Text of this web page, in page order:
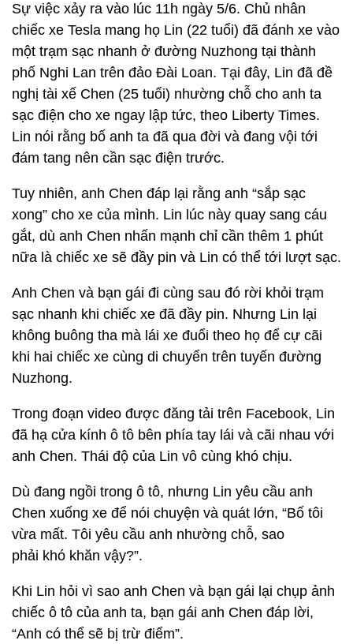
Sự việc xảy ra vào lúc 11h ngày 5/6. Chủ nhân
chiếc xe Tesla mang họ Lin (22 tuổi) đã đánh xe vào
một trạm sạc nhanh ở đường Nuzhong tại thành
phố Nghi Lan trên đảo Đài Loan. Tại đây, Lin đã đề
nghị tài xế Chen (25 tuổi) nhường chỗ cho anh ta
sạc điện cho xe ngay lập tức, theo Liberty Times.
Lin nói rằng bố anh ta đã qua đời và đang vội tới
đám tang nên cần sạc điện trước.
Tuy nhiên, anh Chen đáp lại rằng anh “sắp sạc
xong” cho xe của mình. Lin lúc này quay sang cáu
gắt, dù anh Chen nhấn mạnh chỉ cần thêm 1 phút
nữa là chiếc xe sẽ đầy pin và Lin có thể tới lượt sạc.
Anh Chen và bạn gái đi cùng sau đó rời khỏi trạm
sạc nhanh khi chiếc xe đã đầy pin. Nhưng Lin lại
không buông tha mà lái xe đuổi theo họ để cự cãi
khi hai chiếc xe cùng di chuyển trên tuyến đường
Nuzhong.
Trong đoạn video được đăng tải trên Facebook, Lin
đã hạ cửa kính ô tô bên phía tay lái và cãi nhau với
anh Chen. Thái độ của Lin vô cùng khó chịu.
Dù đang ngồi trong ô tô, nhưng Lin yêu cầu anh
Chen xuống xe để nói chuyện và quát lớn, “Bố tôi
vừa mất. Tôi yêu cầu anh nhường chỗ, sao
phải khó khăn vậy?”.
Khi Lin hỏi vì sao anh Chen và bạn gái lại chụp ảnh
chiếc ô tô của anh ta, bạn gái anh Chen đáp lời,
“Anh có thể sẽ bị trừ điểm”.